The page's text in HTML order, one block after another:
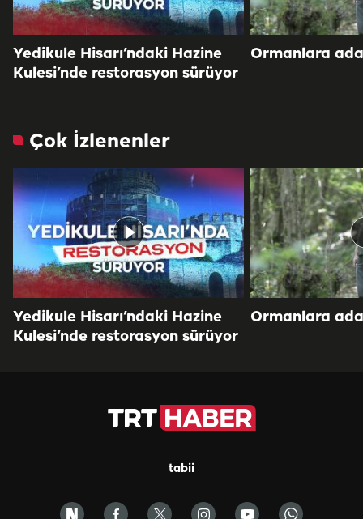
Yedikule Hisarı’ndaki Hazine
Kulesi’nde restorasyon sürüyor
Ormanlara
Çok İzlenenler
Yedikule Hisarı’ndaki Hazine
Kulesi’nde restorasyon sürüyor
Ormanlara
tabii